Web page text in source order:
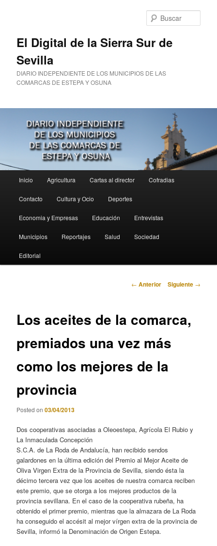
El Digital de la Sierra Sur de
Sevilla
DIARIO INDEPENDIENTE DE LOS MUNICIPIOS DE LAS
COMARCAS DE ESTEPA Y OSUNA
principal
Inicio Agricultura Cartas al director Cofradias
Contacto Cultura y Ocio Deportes
Economia y Empresas Educación Entrevistas
Municipios Reportajes Salud Sociedad
Editorial
Navegación
← Anterior Siguiente →
Los aceites de la comarca,
premiados una vez más
como los mejores de la
provincia
Posted on03/04/2013
Dos cooperativas asociadas a Oleoestepa, Agrícola El Rubio y
La Inmaculada Concepción
S.C.A. de La Roda de Andalucía, han recibido sendos
galardones en la última edición del Premio al Mejor Aceite de
Oliva Virgen Extra de la Provincia de Sevilla, siendo ésta la
décimo tercera vez que los aceites de nuestra comarca reciben
este premio, que se otorga a los mejores productos de la
provincia sevillana. En el caso de la cooperativa rubeña, ha
obtenido el primer premio, mientras que la almazara de La Roda
ha conseguido el accésit al mejor vírgen extra de la provincia de
Sevilla, informó la Denominación de Origen Estepa.